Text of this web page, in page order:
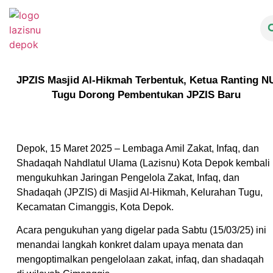
JPZIS Masjid Al-Hikmah Terbentuk, Ketua Ranting
Tugu Dorong Pembentukan JPZIS Baru
Depok, 15 Maret 2025 – Lembaga Amil Zakat, Infaq, dan
Shadaqah Nahdlatul Ulama (Lazisnu) Kota Depok kembali
mengukuhkan Jaringan Pengelola Zakat, Infaq, dan
Shadaqah (JPZIS) di Masjid Al-Hikmah, Kelurahan Tugu,
Kecamatan Cimanggis, Kota Depok.
Acara pengukuhan yang digelar pada Sabtu (15/03/25) ini
menandai langkah konkret dalam upaya menata dan
mengoptimalkan pengelolaan zakat, infaq, dan shadaqah